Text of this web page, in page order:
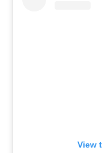
View